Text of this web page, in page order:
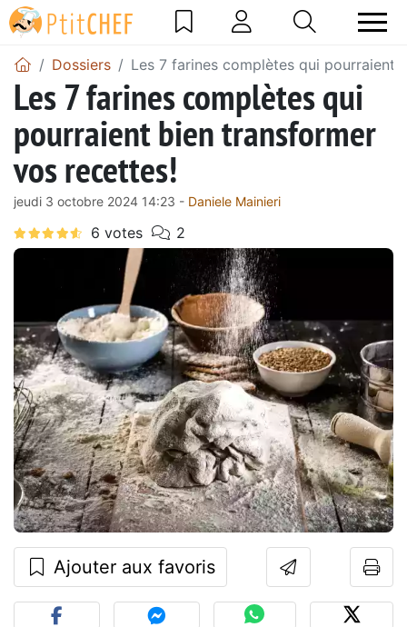
Dossiers Les 7 farines complètes qui pourraient
Les 7 farines complètes qui
pourraient bien transformer
vos recettes!
jeudi 3 octobre 2024 14:23 - Daniele Mainieri
Ajouter aux favoris